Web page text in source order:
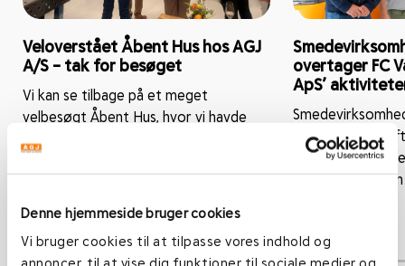
Denne hjemmeside bruger cookies
Vi bruger cookies til at tilpasse vores indhold og
Veloverstået Åbent Hus hos AGJ
A/S – tak for besøget
Vi kan se tilbage på et meget
velbesøgt Åbent Hus, hvor vi havde
fornøjelsen af at byde kunder,
samarbejdspartnere, leverandører...
Læs mere
overtager FC
ApS’
netop indgået
af aktiver,
fra